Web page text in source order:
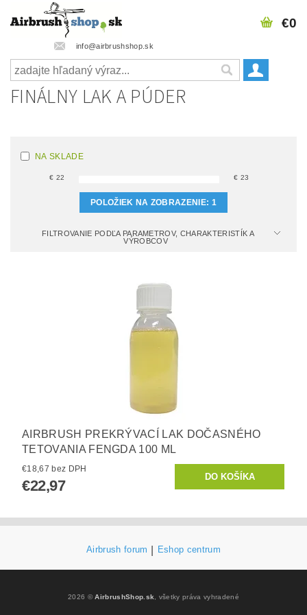
info@airbrushshop.sk
€0
FINÁLNY LAK A PÚDER
NA SKLADE
€ 22 € 23
POLOŽIEK NA ZOBRAZENIE: 1
FILTROVANIE PODĽA PARAMETROV, CHARAKTERISTÍK A
VÝROBCOV
AIRBRUSH PREKRÝVACÍ LAK DOČASNÉHO
TETOVANIA FENGDA 100 ML
€18,67 bez DPH
€22,97
Airbrush forum Eshop centrum
2026 ©AirbrushShop.sk , všetky práva vyhradené